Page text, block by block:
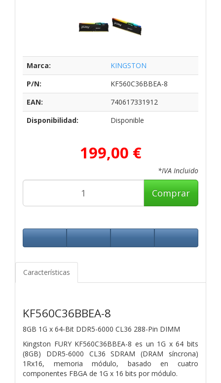
Marca:
KINGSTON
P/N:
KF560C36BBEA-8
EAN:
740617331912
Disponibilidad:
Disponible
199,00 €
*IVA Incluido
Comprar
Características
KF560C36BBEA-8
8GB 1G x 64-Bit DDR5-6000 CL36 288-Pin DIMM
Kingston FURY KF560C36BBEA-8 es un 1G x 64 bits
(8GB) DDR5-6000 CL36 SDRAM (DRAM síncrona)
1Rx16, memoriamódulo, basado en cuatro
componentes FBGA de 1G x 16 bits por módulo.